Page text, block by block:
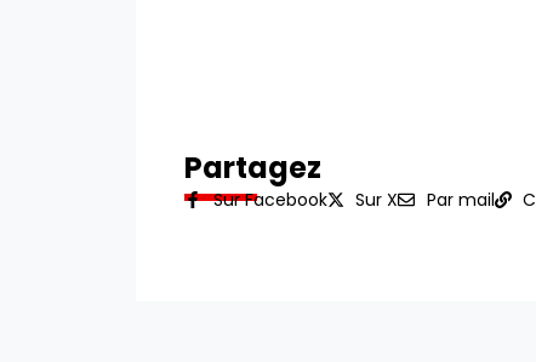
Partagez
Sur Facebook Sur X Par mail